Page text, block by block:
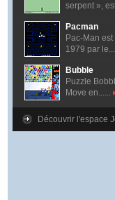
serpent »,
Pacman
Pac-Man
1979 par
Bubble
Puzzle
Move en......
Découvrir l'espace